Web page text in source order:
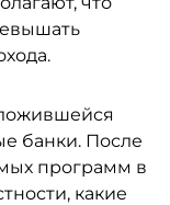
банки. После
программ в
какие